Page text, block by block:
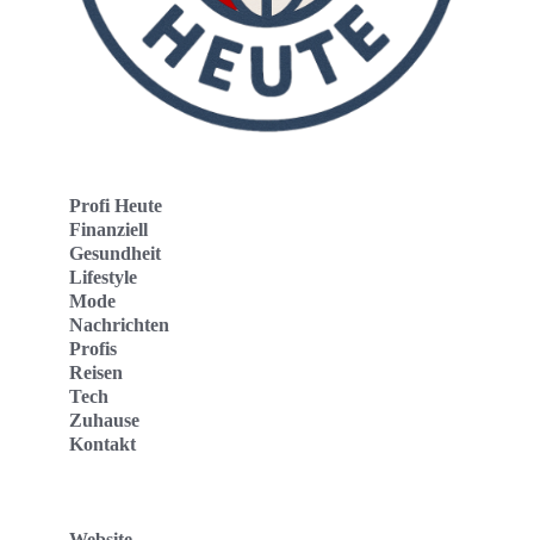
Profi Heute
Finanziell
Gesundheit
Lifestyle
Mode
Nachrichten
Profis
Reisen
Tech
Zuhause
Kontakt